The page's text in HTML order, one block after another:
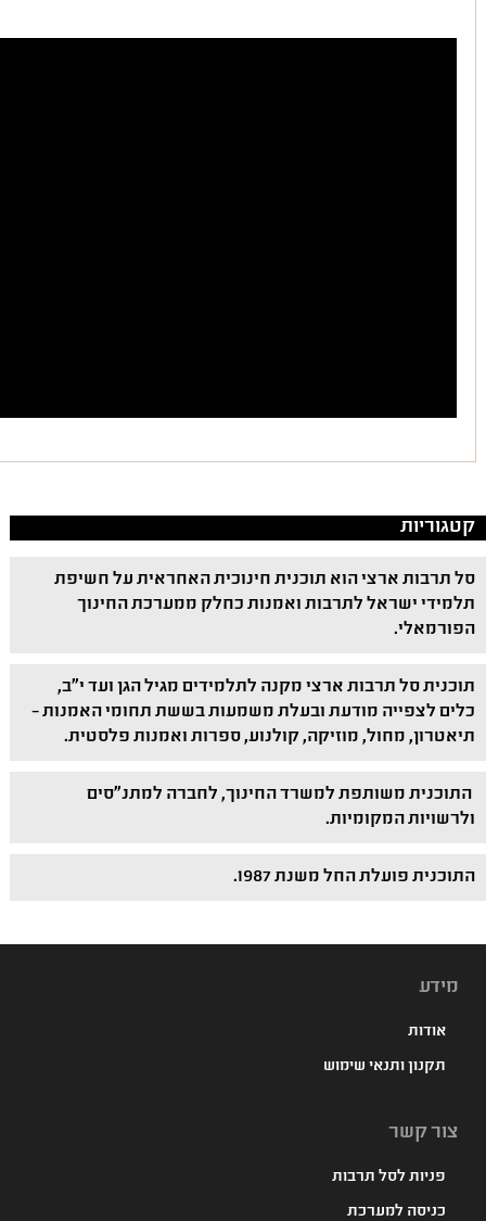
קטגוריות
סל תרבות ארצי הוא תוכנית חינוכית האחראית על חשיפת
תלמידי ישראל לתרבות ואמנות כחלק ממערכת החינוך
הפורמאלי.
תוכנית סל תרבות ארצי מקנה לתלמידים מגיל הגן ועד י"ב,
כלים לצפייה מודעת ובעלת משמעות בששת תחומי האמנות –
תיאטרון, מחול, מוזיקה, קולנוע, ספרות ואמנות פלסטית.
התוכנית משותפת למשרד החינוך, לחברה למתנ"סים
ולרשויות המקומיות.
התוכנית פועלת החל משנת 1987.
מידע
אודות
תקנון ותנאי שימוש
צור קשר
פניות לסל תרבות
כניסה למערכת